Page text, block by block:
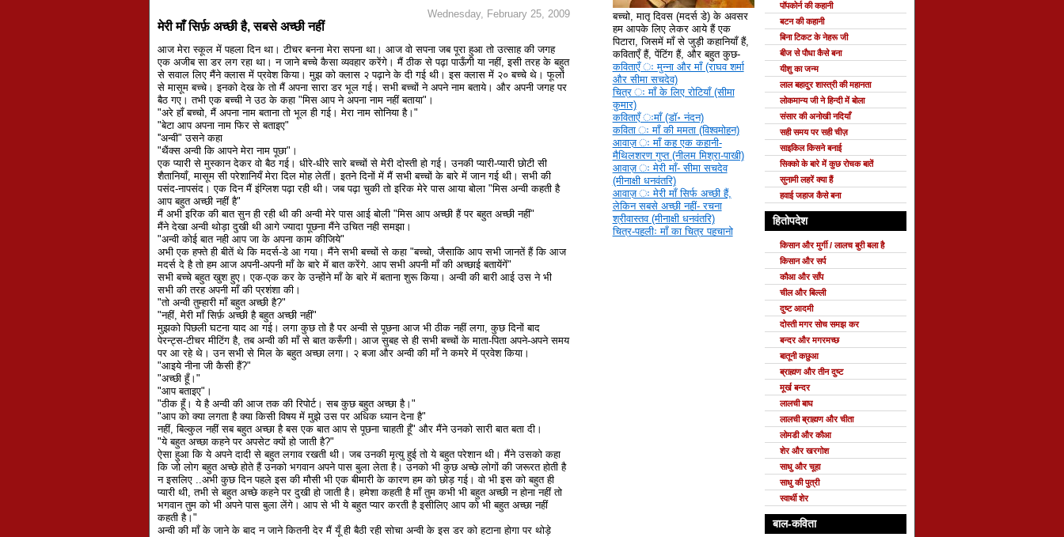
Wednesday, February 25, 2009
मेरी माँ सिर्फ़ अच्छी है, सबसे अच्छी नहीं
आज मेरा स्कूल में पहला दिन था। टीचर बनना मेरा सपना था। आज वो सपना जब पूरा हुआ तो उत्साह की जगह
एक अजीब सा डर लग रहा था। न जाने बच्चे कैसा व्यवहार करेंगे। मैं ठीक से पढ़ा पाऊँगी या नहीं, इसी तरह के बहुत
से सवाल लिए मैंने क्लास में प्रवेश किया। मुझ को क्लास २ पढ़ाने के दी गई थी। इस क्लास में २० बच्चे थे। फूलों
से मासूम बच्चे। इनको देख के तो मैं अपना सारा डर भूल गई। सभी बच्चों ने अपने नाम बताये। और अपनी जगह पर
बैठ गए। तभी एक बच्ची ने उठ के कहा "मिस आप ने अपना नाम नहीं बताया"।
"अरे हाँ बच्चो, मैं अपना नाम बताना तो भूल ही गई। मेरा नाम सोनिया है।"
"बेटा आप अपना नाम फिर से बताइए"
''अन्वी" उसने कहा
"थैंक्स अन्वी कि आपने मेरा नाम पूछा"।
एक प्यारी से मुस्कान देकर वो बैठ गई। धीरे-धीरे सारे बच्चों से मेरी दोस्ती हो गई। उनकी प्यारी-प्यारी छोटी सी
शैतानियाँ, मासूम सी परेशानियँ मेरा दिल मोह लेतीं। इतने दिनों में मैं सभी बच्चों के बारे में जान गई थी। सभी की
पसंद-नापसंद। एक दिन मैं इंग्लिश पढ़ा रही थी। जब पढ़ा चुकी तो इरिक मेरे पास आया बोला "मिस अन्वी कहती है
आप बहुत अच्छी नहीं है"
मैं अभी इरिक की बात सुन ही रही थी की अन्वी मेरे पास आई बोली "मिस आप अच्छी हैं पर बहुत अच्छी नहीं"
मैंने देखा अन्वी थोड़ा दुखी थी आगे ज्यादा पूछना मैंने उचित नही समझा।
"अन्वी कोई बात नही आप जा के अपना काम कीजिये"
अभी एक हफ्ते ही बीतें थे कि मदर्स-डे आ गया। मैंने सभी बच्चों से कहा "बच्चो, जैसाकि आप सभी जानतें हैं कि आज
मदर्स दे है तो हम आज अपनी-अपनी माँ के बारे में बात करेंगे. आप सभी अपनी माँ की अच्छाई बतायेंगें"
सभी बच्चे बहुत खुश हुए। एक-एक कर के उन्होंने माँ के बारे में बताना शुरू किया। अन्वी की बारी आई उस ने भी
सभी की तरह अपनी माँ की प्रशंशा की।
"तो अन्वी तुम्हारी माँ बहुत अच्छी है?"
"नहीं, मेरी माँ सिर्फ़ अच्छी है बहुत अच्छी नहीं"
मुझको पिछली घटना याद आ गई। लगा कुछ तो है पर अन्वी से पूछना आज भी ठीक नहीं लगा, कुछ दिनों बाद
पेरन्ट्स-टीचर मीटिंग है, तब अन्वी की माँ से बात करूँगी। आज सुबह से ही सभी बच्चों के माता-पिता अपने-अपने समय
पर आ रहे थे। उन सभी से मिल के बहुत अच्छा लगा। २ बजा और अन्वी की माँ ने कमरे में प्रवेश किया।
"आइये नीना जी कैसी हैं?"
"अच्छी हूँ।"
"आप बताइए"।
"ठीक हूँ। ये है अन्वी की आज तक की रिपोर्ट। सब कुछ बहुत अच्छा है।"
"आप को क्या लगता है क्या किसी विषय में मुझे उस पर अधिक ध्यान देना है"
नहीं, बिल्कुल नहीं सब बहुत अच्छा है बस एक बात आप से पूछना चाहती हूँ" और मैंने उनको सारी बात बता दी।
"ये बहुत अच्छा कहने पर अपसेट क्यों हो जाती है?"
ऐसा हुआ कि ये अपने दादी से बहुत लगाव रखती थी। जब उनकी मृत्यु हुई तो ये बहुत परेशान थी। मैंने उसको कहा
कि जो लोग बहुत अच्छे होते हैं उनको भगवान अपने पास बुला लेता है। उनको भी कुछ अच्छे लोगों की जरूरत होती है
न इसलिए ..अभी कुछ दिन पहले इस की मौसी भी एक बीमारी के कारण हम को छोड़ गई। वो भी इस को बहुत ही
प्यारी थी, तभी से बहुत अच्छे कहने पर दुखी हो जाती है। हमेशा कहती है माँ तुम कभी भी बहुत अच्छी न होना नहीं तो
भगवान तुम को भी अपने पास बुला लेंगे। आप से भी ये बहुत प्यार करती है इसीलिए आप को भी बहुत अच्छा नहीं
कहती है।"
अन्वी की माँ के जाने के बाद न जाने कितनी देर मैं यूँ ही बैठी रही सोचा अन्वी के इस डर को हटाना होगा पर थोड़े
बच्चो, मातृ दिवस (मदर्स डे) के अवसर
हम आपके लिए लेकर आये हैं एक
पिटारा, जिसमें माँ से जुड़ी कहानियाँ हैं,
कविताएँ हैं, पेंटिंग हैं, और बहुत कुछ-
कविताएँ ‍ः मुन्ना और माँ (राघव शर्मा
और सीमा सचदेव)
चित्र ‍ः माँ के लिए रोटियाँ (सीमा
कुमार)
कविताएँ ‍ःमाँ (डॉ॰ नंदन)
कविता ‍ः माँ की ममता (विश्वमोहन)
आवाज़ ‍ः माँ कह एक कहानी-
मैथिलशरण गुप्त (नीलम मिश्रा-पाखी)
आवाज़ ‍ः मेरी माँ- सीमा सचदेव
(मीनाक्षी धनवंतरि)
आवाज़ ‍ः मेरी माँ सिर्फ अच्छी हैं,
लेकिन सबसे अच्छी नहीं- रचना
श्रीवास्तव (मीनाक्षी धनवंतरि)
चित्र-पहलीः माँ का चित्र पहचानो
पॉपकोर्न की कहानी
बटन की कहानी
बिना टिकट के नेहरू जी
बीज से पौधा कैसे बना
यीशु का जन्म
लाल बहादुर शास्त्री की महानता
लोकमान्य जी ने हिन्दी में बोला
संसार की अनोखी नदियाँ
सही समय पर सही चीज़
साइकिल किसने बनाई
सिक्को के बारे में कुछ रोचक बातें
सुनामी लहरें क्या हैं
हवाई जहाज कैसे बना
हितोपदेश
किसान और मुर्गी / लालच बुरी बला है
किसान और सर्प
कौआ और साँप
चील और बिल्ली
दुष्ट आदमी
दोस्ती मगर सोच समझ कर
बन्दर और मगरमच्छ
बातूनी कछुआ
ब्राह्मण और तीन दुष्ट
मूर्ख बन्दर
लालची बाघ
लालची ब्राह्मण और चीता
लोमडी और कौआ
शेर और खरगोश
साधु और चूहा
साधु की पुत्री
स्वार्थी शेर
बाल-कविता